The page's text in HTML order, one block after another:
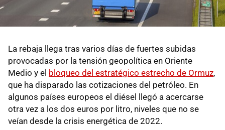
La rebaja llega tras varios días de fuertes subidas
provocadas por la tensión geopolítica en Oriente
Medio y el bloqueo del estratégico estrecho de Ormuz,
que ha disparado las cotizaciones del petróleo. En
algunos países europeos el diésel llegó a acercarse
otra vez a los dos euros por litro, niveles que no se
veían desde la crisis energética de 2022.